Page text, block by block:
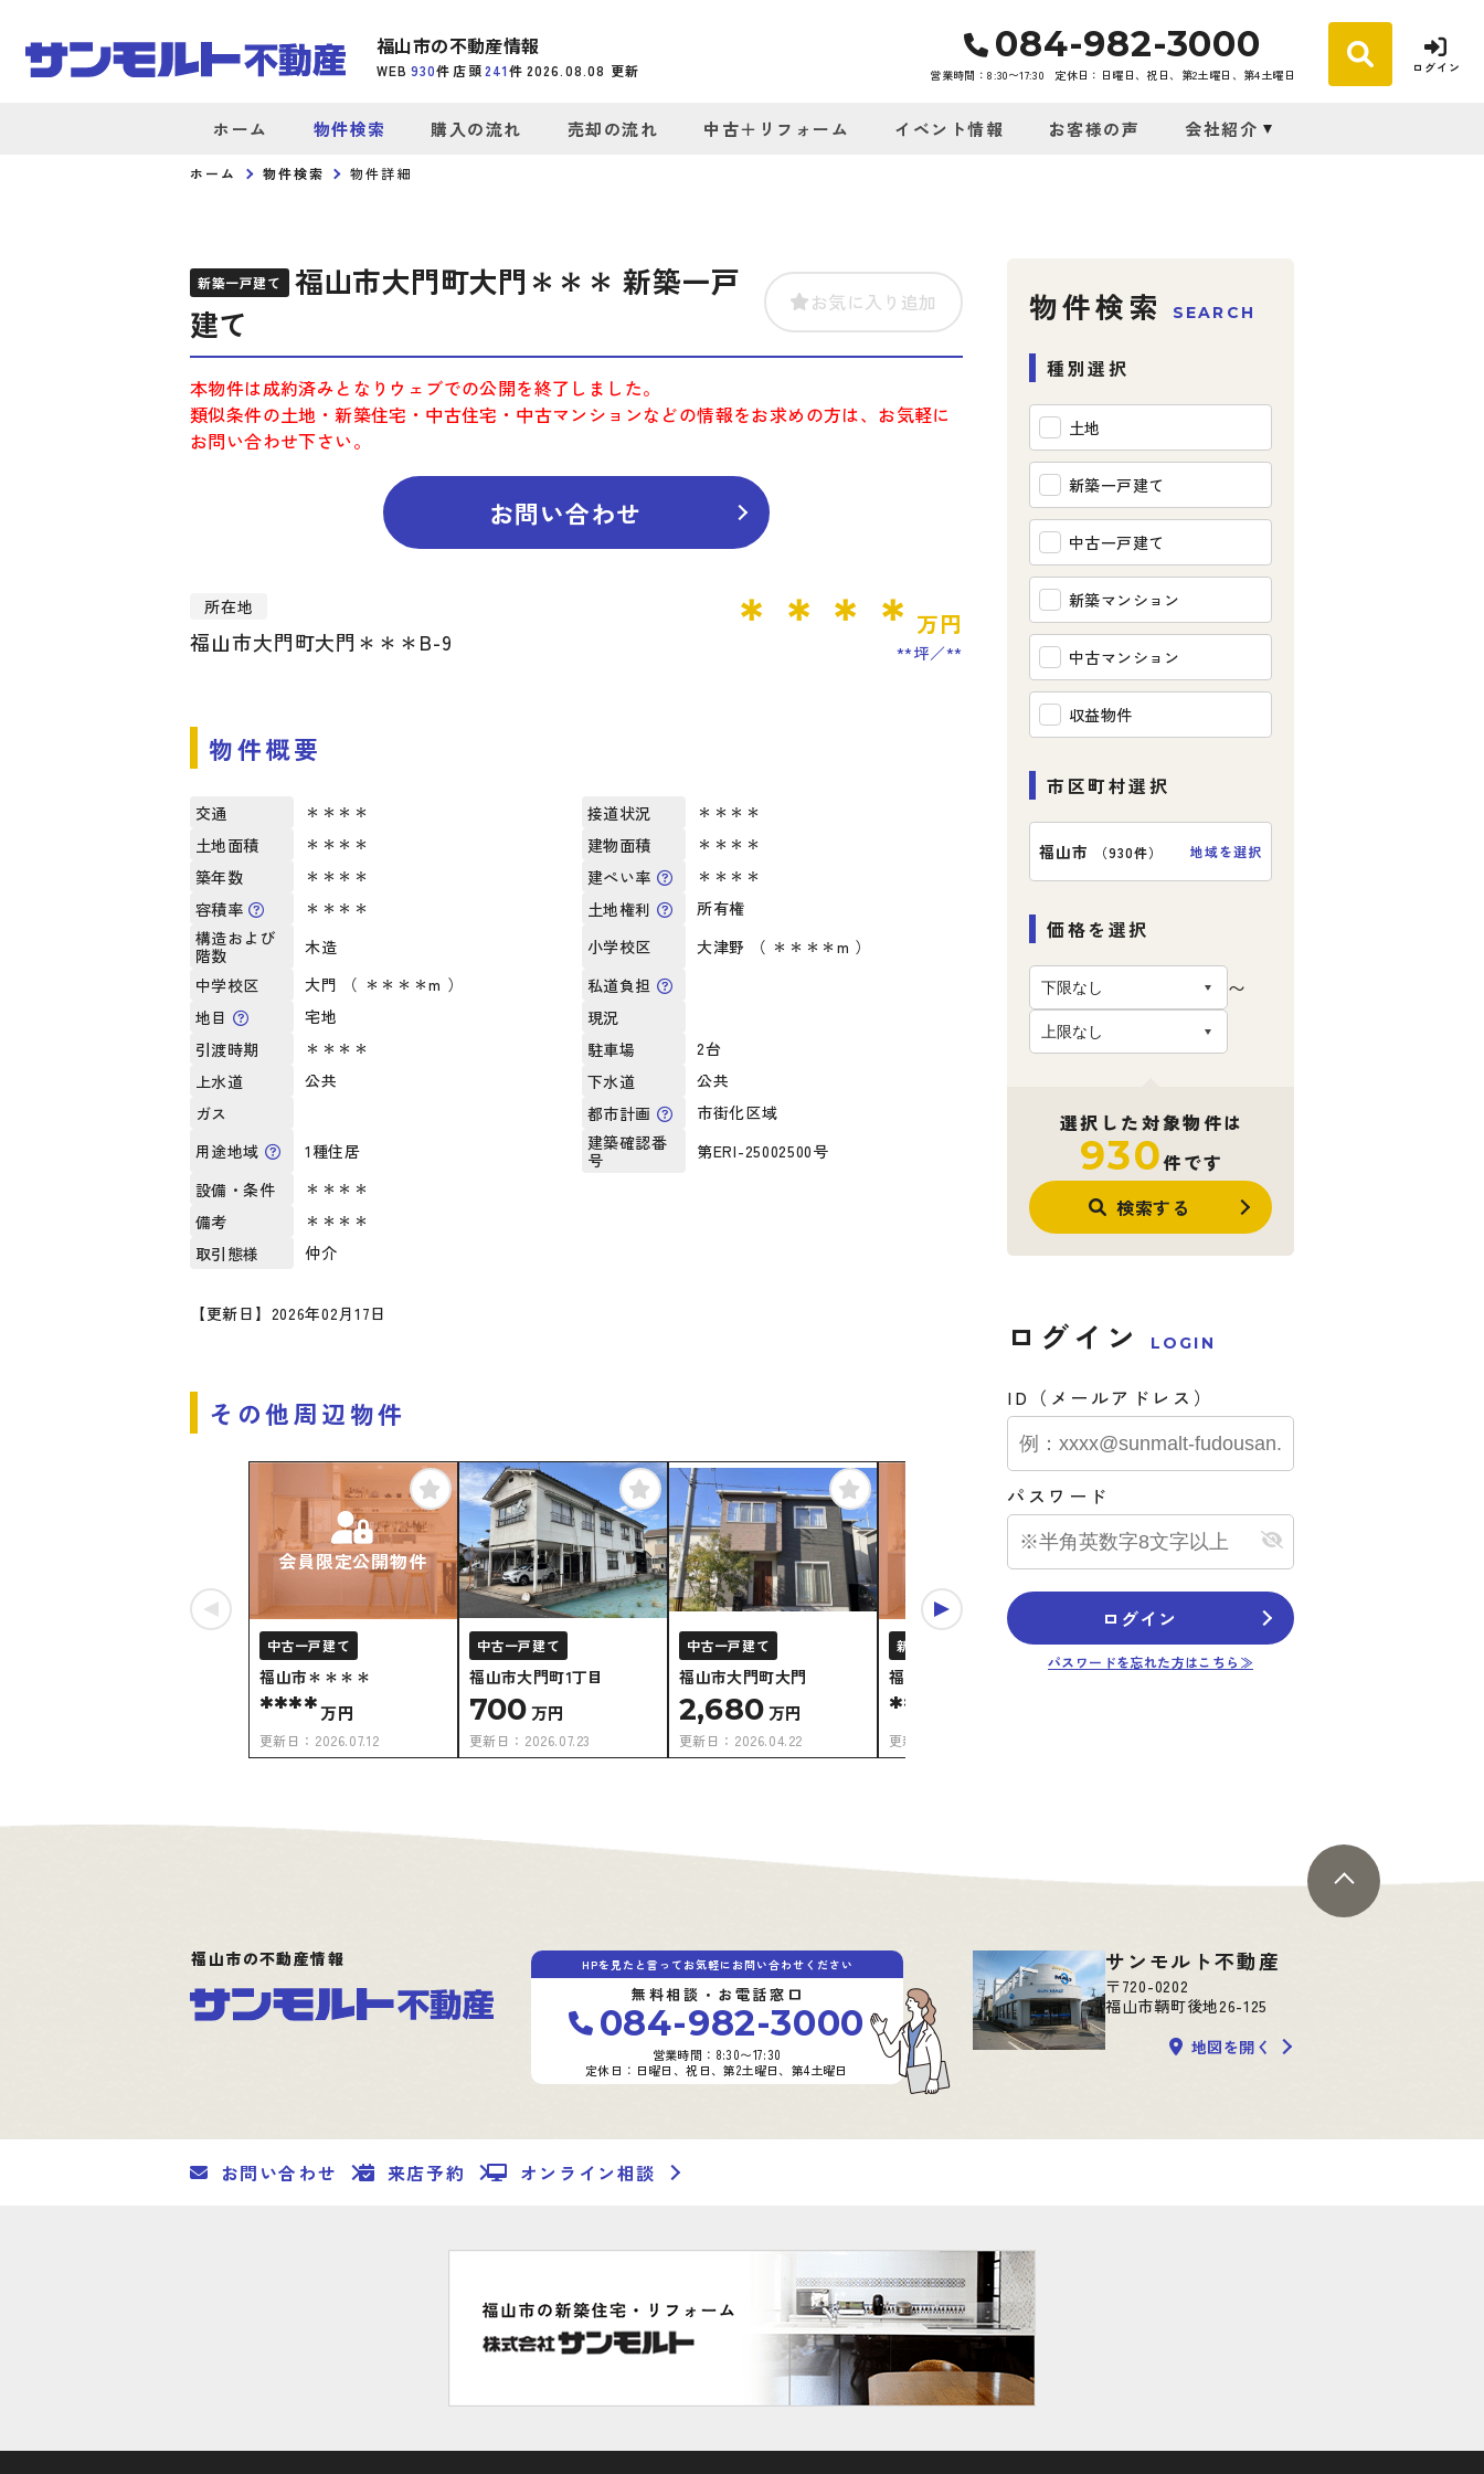
福山市の不動産情報
WEB 930件 店頭241件 2026.08.08 更新
084-982-3000
営業時間：8:30〜17:30 定休日：日曜日、祝日、第2土曜日、第4土曜日 ログイン
ホーム 物件検索 購入の流れ 売却の流れ 中古＋リフォーム イベント情報 お客様の声 会社紹介
ホーム 物件検索 物件詳細
新築一戸建て
福山市大門町大門＊＊＊ 新築一戸
建て
お気に入り追加
本物件は成約済みとなりウェブでの公開を終了しました。
類似条件の土地・新築住宅・中古住宅・中古マンションなどの情報をお求めの方は、お気軽に
お問い合わせ下さい。
お問い合わせ
所在地
福山市大門町大門＊＊＊B-9 ＊＊＊＊ 万円
**坪 **
物件概要
交通 ＊＊＊＊ 接道状況
＊＊＊＊
土地面積
＊＊＊＊ 建物面積
＊＊＊＊
築年数
＊＊＊＊ 建ぺい率
＊＊＊＊
容積率
＊＊＊＊ 土地権利
所有権
構造および
階数
木造 小学校区
大津野 （ ＊＊＊＊m ）
中学校区
大門 （ ＊＊＊＊m ）
私道負担
地目
宅地
現況
引渡時期
＊＊＊＊ 駐車場
2台
上水道
公共 下水道
公共
ガス
都市計画
市街化区域
用途地域
1種住居
建築確認番
号
第ERI-25002500号
設備・条件
＊＊＊＊
備考
＊＊＊＊
取引態様
仲介
【更新日】2026年02月17日
その他周辺物件
会員限定公開物件
中古一戸建て
福山市＊＊＊＊
****万円
更新日： 2026.07.12
中古一戸建て
福山市大門町1丁目
700万円
更新日： 2026.07.23
中古一戸建て
福山市大門町大門
2,680万円
更新日： 2026.04.22
会員限定公開物件
新築一戸建て
福山市＊＊＊＊
****
更新日：
新築一戸建て
福山市大門町大門B-7
物件検索 SEARCH
種別選択
土地
新築一戸建て
中古一戸建て
新築マンション
中古マンション
収益物件
市区町村選択
福山市 （930件） 地域を選択
価格を選択
〜
選択した対象物件は
930件です
検索する
ログイン LOGIN
ID（メールアドレス）
パスワード
ログイン
パスワードを忘れた方はこちら≫
福山市の不動産情報 HPを見たと言ってお気軽にお問い合わせください
無料相談・お電話窓口
084-982-3000
営業時間：8:30〜17:30
定休日：日曜日、祝日、第2土曜日、第4土曜日
サンモルト不動産
〒720-0202
福山市鞆町後地26-125
地図を開く
お問い合わせ 来店予約 オンライン相談